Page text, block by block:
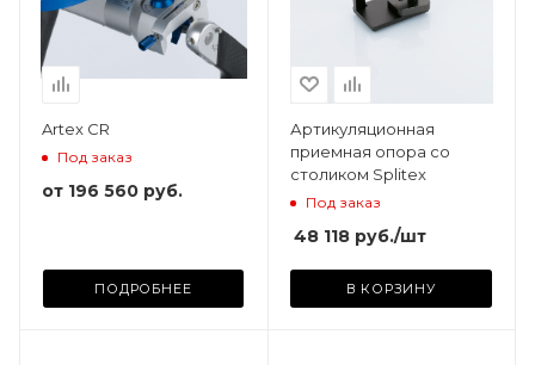
Artex CR
Под заказ
от 196 560 руб.
ПОДРОБНЕЕ
Артикуляционная
приемная опора со
столиком Splitex
Под заказ
48 118руб./шт
В КОРЗИНУ